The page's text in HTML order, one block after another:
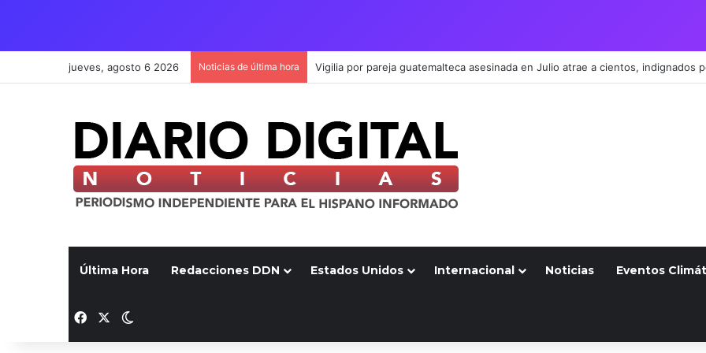
jueves, agosto 6 2026 Noticias de última hora
Última Hora Redacciones DDN Estados Unidos Internacional Noticias Eventos
Facebook